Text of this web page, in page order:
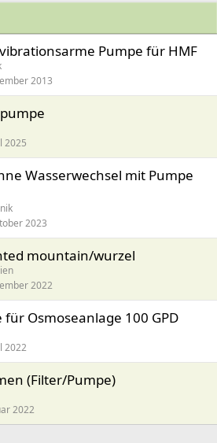
Pumpe für HMF
2013
2025
Wasserwechsel mit Pumpe
2023
mountain/wurzel
2022
Osmoseanlage 100 GPD
2022
(Filter/Pumpe)
2022